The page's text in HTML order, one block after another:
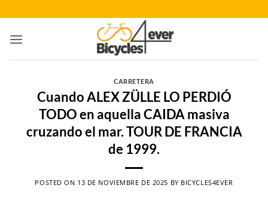
al
contenido
CARRETERA
Cuando ALEX ZÜLLE LO PERDIÓ
TODO en aquella CAIDA masiva
cruzando el mar. TOUR DE FRANCIA
de 1999.
POSTED ON 13 DE NOVIEMBRE DE 2025 BY BICYCLES4EVER